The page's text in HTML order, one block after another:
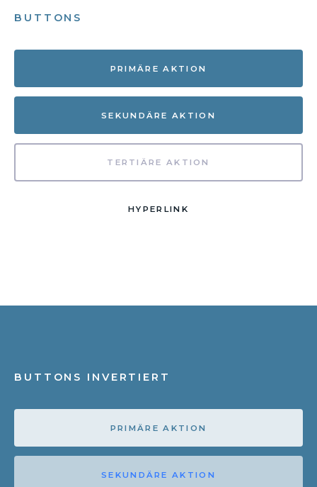
BUTTONS
PRIMÄRE AKTION
SEKUNDÄRE AKTION
TERTIÄRE AKTION
HYPERLINK
BUTTONS INVERTIERT
PRIMÄRE AKTION
SEKUNDÄRE AKTION